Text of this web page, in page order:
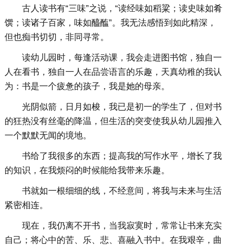
古人读书有“三味”之说，“读经味如稻粱；读史味如肴
馔；读诸子百家，味如醯醢”。我无法感悟到如此精深，
但也痴书切切，非同寻常。
读幼儿园时，每逢活动课，我会走进图书馆，独自一
人在看书，独自一人在品尝语言的乐趣，天真幼稚的我认
为：书是一个疲惫的孩子，我是她的母亲。
光阴似箭，日月如梭，我已是初一的学生了，但对书
的狂热没有丝毫的降温，但生活的突变使我从幼儿园推入
一个默默无闻的境地。
书给了我很多的东西；提高我的写作水平，增长了我
的知识，在我烦闷的时候能给我带来乐趣。
书就如一根细细的线，不经意间，将我与未来与生活
紧密相连。
现在，我仍离不开书，当我寂寞时，常常让书来充实
自己；将心中的苦、乐、悲、喜融入书中。在我艰辛，曲